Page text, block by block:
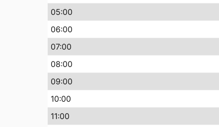
05:00
06:00
07:00
08:00
09:00
10:00
11:00